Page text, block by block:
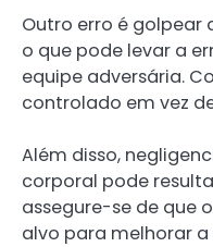
Outro erro é golpear
o que pode levar a
equipe adversária.
controlado em vez
Além disso,
corporal pode
assegure-se de que
alvo para melhorar